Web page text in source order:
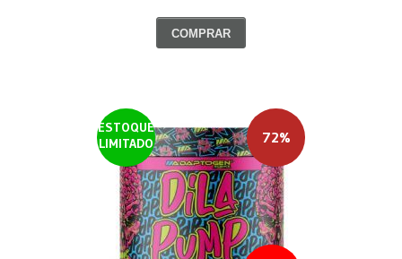
COMPRAR
ESTOQUE
LIMITADO
72%